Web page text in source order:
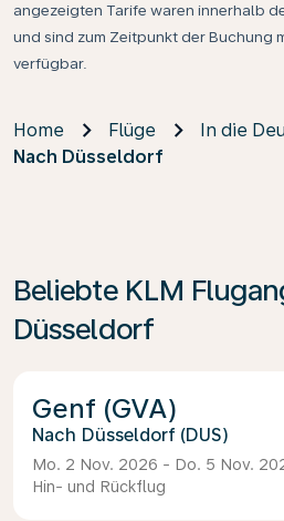
angezeigten Tarife waren innerhalb
und sind zum Zeitpunkt der Buchung
verfügbar.
Home Flüge
In die
Nach Düsseldorf
Beliebte KLM
Düsseldorf
Genf (GVA)
Düsseldorf (DUS)
Mo. 2 Nov. 2026 - Do. 5 Nov.
Hin- und Rückflug